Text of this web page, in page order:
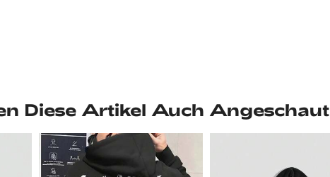
Diese Artikel Auch Angeschaut